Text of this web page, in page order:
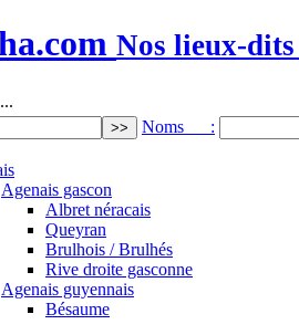
Nos lieux-dits
Noms :
Agenais gascon
Albret néracais
Queyran
Brulhois / Brulhés
Rive droite gasconne
Agenais guyennais
Bésaume